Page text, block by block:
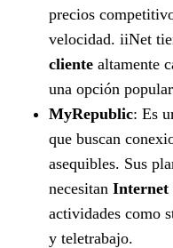
precios
velocidad. iiNet
cliente altamente
una opción
MyRepublic: Es
que buscan
asequibles. Sus
necesitan Internet
actividades como
y teletrabajo.